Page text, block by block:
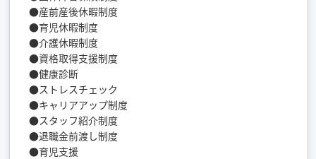
●産前産後休暇制度
●育児休暇制度
●介護休暇制度
●資格取得支援制度
●健康診断
●ストレスチェック
●キャリアアップ制度
●スタッフ紹介制度
●退職金前渡し制度
●育児支援